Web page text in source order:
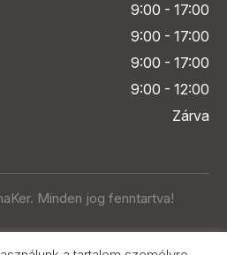
9:00 - 17:00
9:00 - 17:00
9:00 - 17:00
9:00 - 12:00
Zárva
Minden jog fenntartva!